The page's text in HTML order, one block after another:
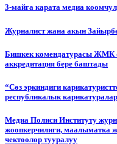
3-майга карата медиа
Журналист жана акын
Бишкек комендатурасы ЖМК
аккредитация бере баштады
“Сөз эркиндиги
республикалык
Медиа Полиси Институту
жоопкерчилиги, маалыматка
чектөөлөр тууралуу